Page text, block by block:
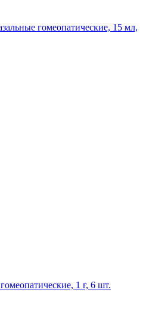
гомеопатические, 15 мл,
1 г, 6 шт.